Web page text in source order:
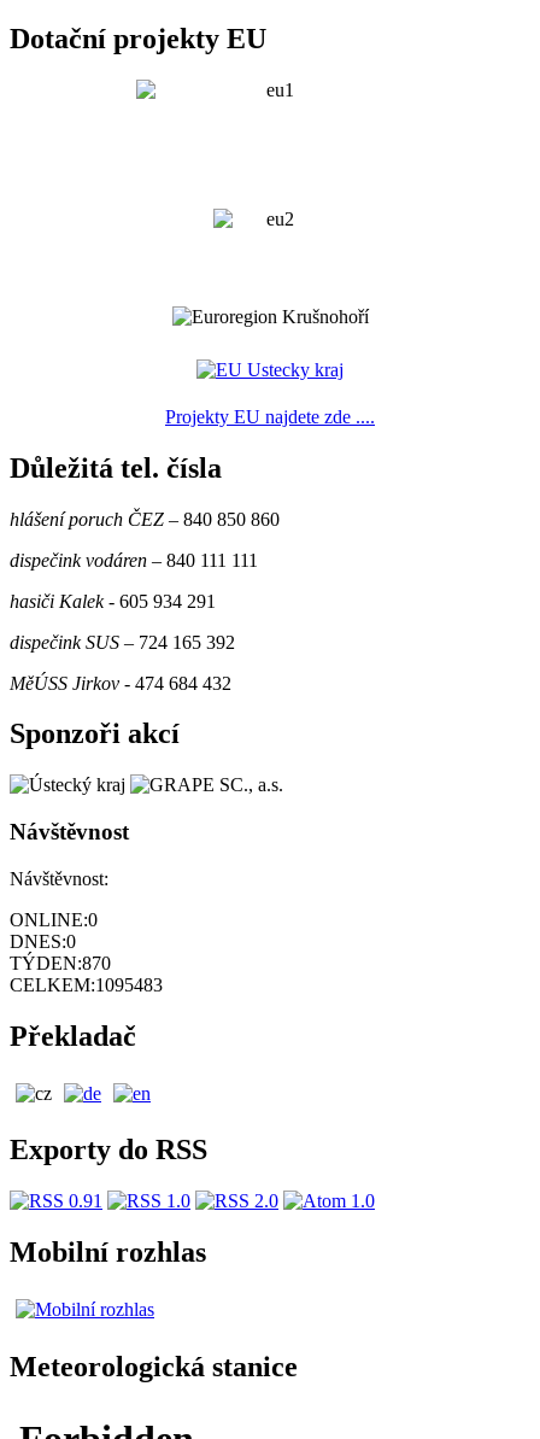
Dotační projekty EU
Projekty EU najdete zde ....
Důležitá tel. čísla
hlášení poruch ČEZ – 840 850 860
dispečink vodáren – 840 111 111
hasiči Kalek- 605 934 291
dispečink SUS – 724 165 392
MěÚSS Jirkov - 474 684 432
Sponzoři akcí
Návštěvnost
Návštěvnost:
ONLINE:0
DNES:0
TÝDEN:870
CELKEM:1095483
Překladač
Exporty do RSS
Mobilní rozhlas
Meteorologická stanice